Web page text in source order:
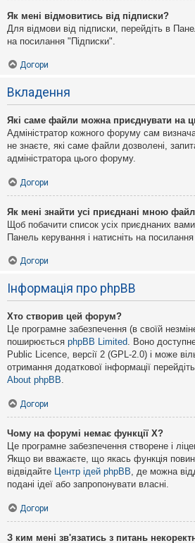
Як мені відмовитись від підписки?
Для відмови від підписки, перейдіть в
на посилання "Підписки".
Догори
Вкладення
Які саме файли можна приєднувати на
Адміністратор кожного форуму сам
не знаєте, які саме файли дозволені,
адміністратора цього форуму.
Догори
Як мені знайти усі приєднані мною
Щоб побачити список усіх приєднаних
Панель керування і натисніть на
Догори
Інформація про phpBB
Хто створив цей форум?
Це програмне забезпечення (в своїй
поширюється phpBB Limited. Воно
Public Licence, версії 2 (GPL-2.0) і може
отримання додаткової інформації
About phpBB.
Догори
Чому на форумі немає функції X?
Це програмне забезпечення створене і
Якщо ви вважаєте, що якась функція
відвідайте Центр ідей phpBB, де можна
подані ідеї або запропонувати власні.
Догори
З ким мені зв'язатись з питань